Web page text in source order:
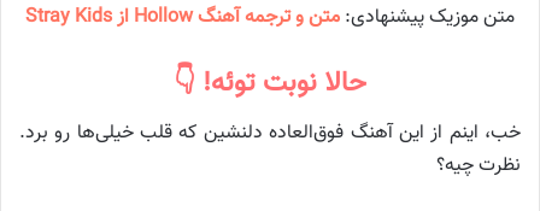
متن موزیک پیشنهادی: متن و ترجمه آهنگ Hollow از Stray Kids
حالا نوبت توئه! 👇
خب، اینم از این آهنگ فوق‌العاده دلنشین که قلب خیلی‌ها رو برد.
نظرت چیه؟